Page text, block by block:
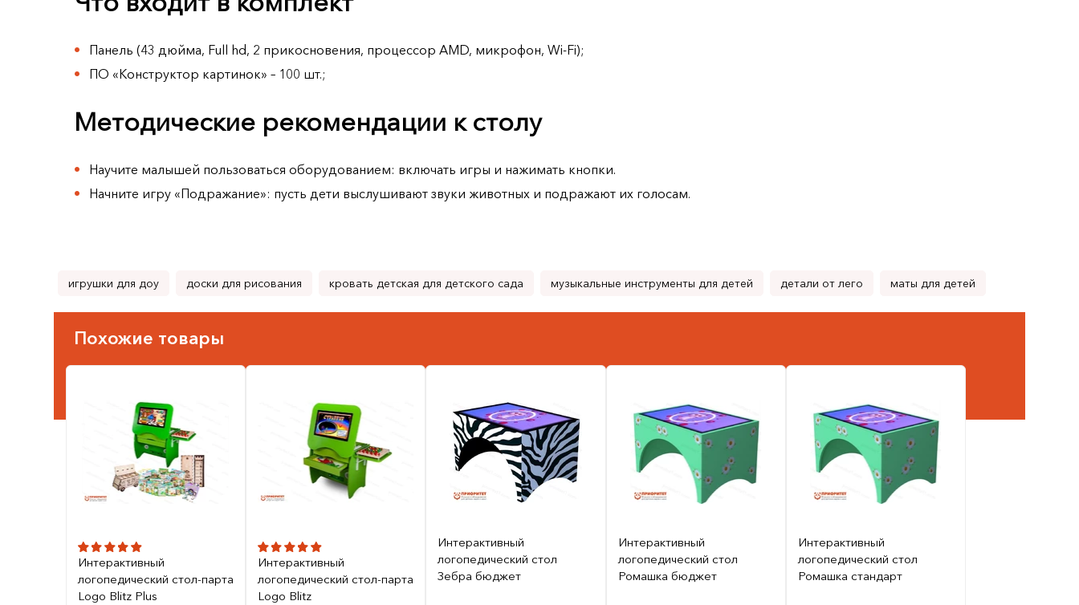
Панель (43 дюйма, Full hd, 2 прикосновения, процессор AMD, микрофон, Wi-Fi);
ПО «Конструктор картинок» – 100 шт.;
Методические рекомендации к столу
Научите малышей пользоваться оборудованием: включать игры и нажимать кнопки.
Начните игру «Подражание»: пусть дети выслушивают звуки животных и подражают их голосам.
игрушки для доу доски для рисования кровать детская для детского сада музыкальные инструменты для детей детали от лего маты для детей
Похожие товары
Интерактивный
логопедический стол-парта
Logo Blitz Plus
Интерактивный
логопедический стол-парта
Logo Blitz
Интерактивный
логопедический стол
Зебра бюджет
Интерактивный
логопедический стол
Ромашка бюджет
Интерактивный
логопедический стол
Ромашка стандарт